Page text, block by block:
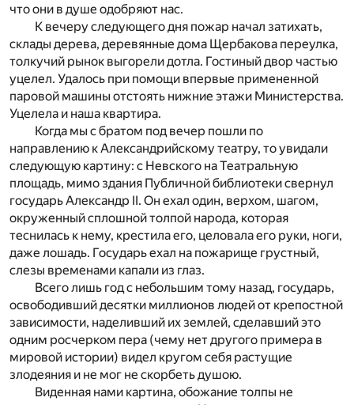
что они в душе одобряют нас.
К вечеру следующего дня пожар начал затихать,
склады дерева, деревянные дома Щербакова переулка,
толкучий рынок выгорели дотла. Гостиный двор частью
уцелел. Удалось при помощи впервые примененной
паровой машины отстоять нижние этажи Министерства.
Уцелела и наша квартира.
Когда мы с братом под вечер пошли по
направлению к Александрийскому театру, то увидали
следующую картину: с Невского на Театральную
площадь, мимо здания Публичной библиотеки свернул
государь Александр II. Он ехал один, верхом, шагом,
окруженный сплошной толпой народа, которая
теснилась к нему, крестила его, целовала его руки, ноги,
даже лошадь. Государь ехал на пожарище грустный,
слезы временами капали из глаз.
Всего лишь год с небольшим тому назад, государь,
освободивший десятки миллионов людей от крепостной
зависимости, наделивший их землей, сделавший это
одним росчерком пера (чему нет другого примера в
мировой истории) видел кругом себя растущие
злодеяния и не мог не скорбеть душою.
Виденная нами картина, обожание толпы не